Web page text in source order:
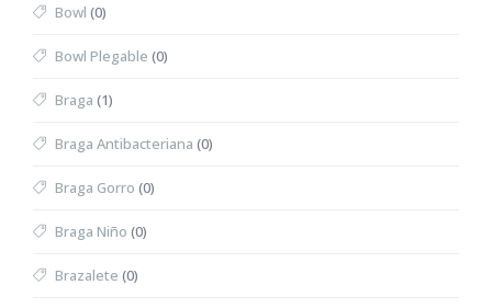
Bowl (0)
Bowl Plegable (0)
Braga (1)
Braga Antibacteriana (0)
Braga Gorro (0)
Braga Niño (0)
Brazalete (0)